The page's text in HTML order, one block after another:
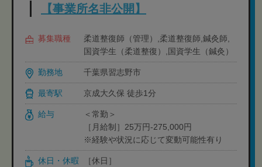
【事業所名非公開】
募集職種
柔道整復師（管理）,柔道整復師,鍼灸師,
国資学生（柔道整復）,国資学生（鍼灸）
勤務地 千葉県習志野市
最寄駅 京成大久保 徒歩1分
給与
＜常勤＞
［月給制］25万円-275,000円
※経験や状況に応じて変動可能性有り
休日・休暇
［休日］